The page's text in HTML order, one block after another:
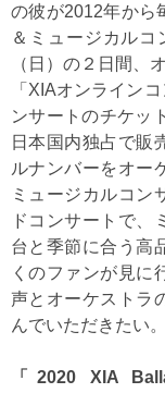
の彼が2012年から
＆ミュージカルコ
（日）の２日間、
「XIAオンライン
ンサートのチケッ
日本国内独占で販
ルナンバーをオー
ミュージカルコン
ドコンサートで、
台と季節に合う高
くのファンが見に
声とオーケストラ
んでいただきたい。
「2020 XIA